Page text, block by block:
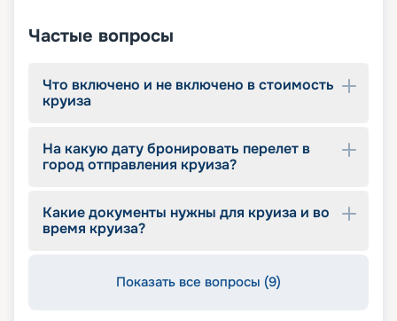
Частые вопросы
Что включено и не включено в стоимость
круиза
На какую дату бронировать перелет в
город отправления круиза?
Какие документы нужны для круиза и во
время круиза?
Показать все вопросы (9)